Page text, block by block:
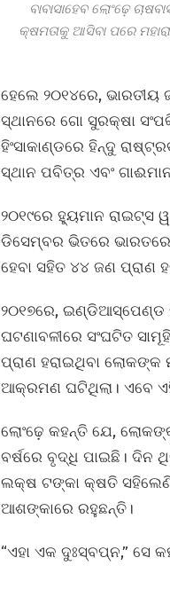
ବାବାସାହେବ ଲୋଂଢ଼େ
କ୍ଷମତାକୁ ଆସିବା ପରେ
ହେଲେ ୨୦୧୪ରେ, ଭାରତୀୟ
ସ୍ଥାନରେ ଗୋ ସୁରକ୍ଷା
ହିଂସାକାଣ୍ଡରେ ହିନ୍ଦୁ
ସ୍ଥାନ ପବିତ୍ର ଏବଂ
୨୦୧୯ରେ ହ୍ୟୁମାନ ରାଇଟ୍‌ସ
ଡିସେମ୍ବର ଭିତରେ
ହେବା ସହିତ ୪୪ ଜଣ ପ୍ରାଣ
୨୦୧୭ରେ, ଇଣ୍ଡିଆସ୍ପେଣ୍ଡ
ଘଟଣାବଳୀରେ ସଂଘଟିତ
ପ୍ରାଣ ହରାଇଥିବା
ଆକ୍ରମଣ ଘଟିଥିଲା। ଏବେ
ଲୋଂଢ଼େ କହନ୍ତି ଯେ,
ବର୍ଷରେ ବୃଦ୍ଧି ପାଇଛି। ଦିନ
ଲକ୍ଷ ଟଙ୍କା କ୍ଷତି
ଆଶଙ୍କାରେ ରହୁଛନ୍ତି।
“ଏହା ଏକ ଦୁଃସ୍ବପ୍ନ,” ସେ